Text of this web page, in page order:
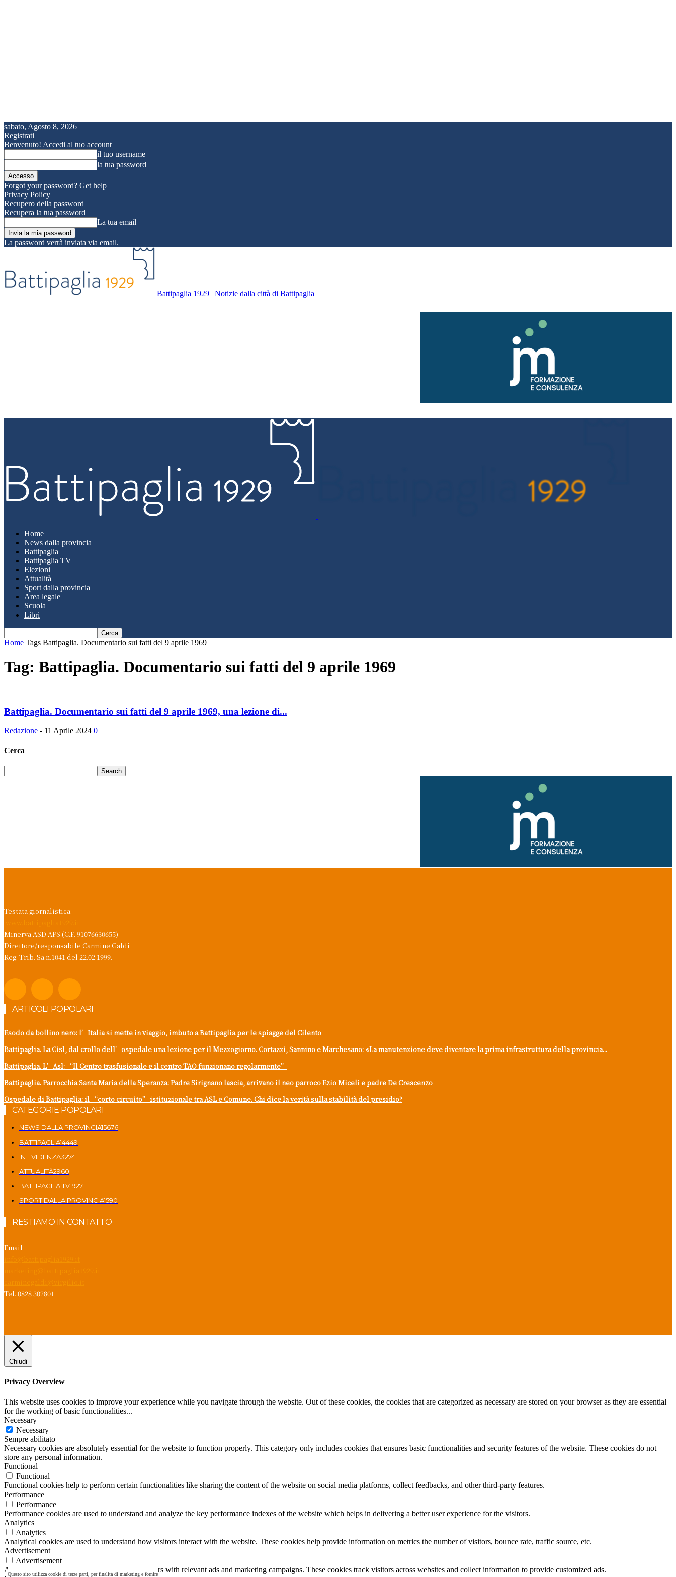
sabato, Agosto 8, 2026
Registrati
Benvenuto! Accedi al tuo account
il tuo username
la tua password
Forgot your password? Get help
Privacy Policy
Recupero della password
Recupera la tua password
La tua email
La password verrà inviata via email.
Battipaglia 1929 | Notizie dalla città di Battipaglia
Home
News dalla provincia
Battipaglia
Battipaglia TV
Elezioni
Attualità
Sport dalla provincia
Area legale
Scuola
Libri
Home Tags Battipaglia. Documentario sui fatti del 9 aprile 1969
Tag: Battipaglia. Documentario sui fatti del 9 aprile 1969
Battipaglia. Documentario sui fatti del 9 aprile 1969, una lezione di...
Redazione - 11 Aprile 2024 0
Cerca
Testata giornalistica
Minerva ASD APS (C.F. 91076630655)
Direttore/responsabile Carmine Galdi
Reg. Trib. Sa n.1041 del 22.02.1999.
ARTICOLI POPOLARI
Esodo da bollino nero: l’Italia si mette in viaggio, imbuto a Battipaglia per le spiagge del Cilento
Battipaglia. La Cisl, dal crollo dell’ospedale una lezione per il Mezzogiorno. Cortazzi, Sannino e Marchesano: «La manutenzione deve diventare la prima infrastruttura della provincia...
Battipaglia. L’Asl: “Il Centro trasfusionale e il centro TAO funzionano regolarmente”
Battipaglia. Parrocchia Santa Maria della Speranza: Padre Sirignano lascia, arrivano il neo parroco Ezio Miceli e padre De Crescenzo
Ospedale di Battipaglia: il “corto circuito” istituzionale tra ASL e Comune. Chi dice la verità sulla stabilità del presidio?
CATEGORIE POPOLARI
NEWS DALLA PROVINCIA15676
BATTIPAGLIA14449
IN EVIDENZA3274
ATTUALITÀ2960
BATTIPAGLIA TV1927
SPORT DALLA PROVINCIA1590
RESTIAMO IN CONTATTO
Email
Tel. 0828 302801
Questo sito utilizza cookie di terze parti, per finalità di marketing e fornire
Chiudi
Privacy Overview
This website uses cookies to improve your experience while you navigate through the website. Out of these cookies, the cookies that are categorized as necessary are stored on your browser as they are essential
for the working of basic functionalities...
Necessary
Necessary
Sempre abilitato
Necessary cookies are absolutely essential for the website to function properly. This category only includes cookies that ensures basic functionalities and security features of the website. These cookies do not
store any personal information.
Functional
Functional
Functional cookies help to perform certain functionalities like sharing the content of the website on social media platforms, collect feedbacks, and other third-party features.
Performance
Performance
Performance cookies are used to understand and analyze the key performance indexes of the website which helps in delivering a better user experience for the visitors.
Analytics
Analytics
Analytical cookies are used to understand how visitors interact with the website. These cookies help provide information on metrics the number of visitors, bounce rate, traffic source, etc.
Advertisement
Advertisement
Advertisement cookies are used to provide visitors with relevant ads and marketing campaigns. These cookies track visitors across websites and collect information to provide customized ads.